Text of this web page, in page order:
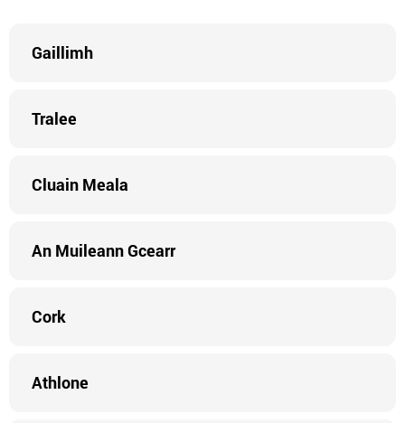
Gaillimh
Tralee
Cluain Meala
An Muileann Gcearr
Cork
Athlone